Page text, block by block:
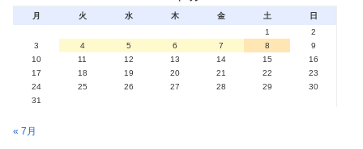
月 火 水 木 金 土
日
1
2
3
4 5 6 7 8
9
10
11 12 13 14 15
16
17
18 19 20 21 22
23
24
25 26 27 28 29
30
31
« 7月